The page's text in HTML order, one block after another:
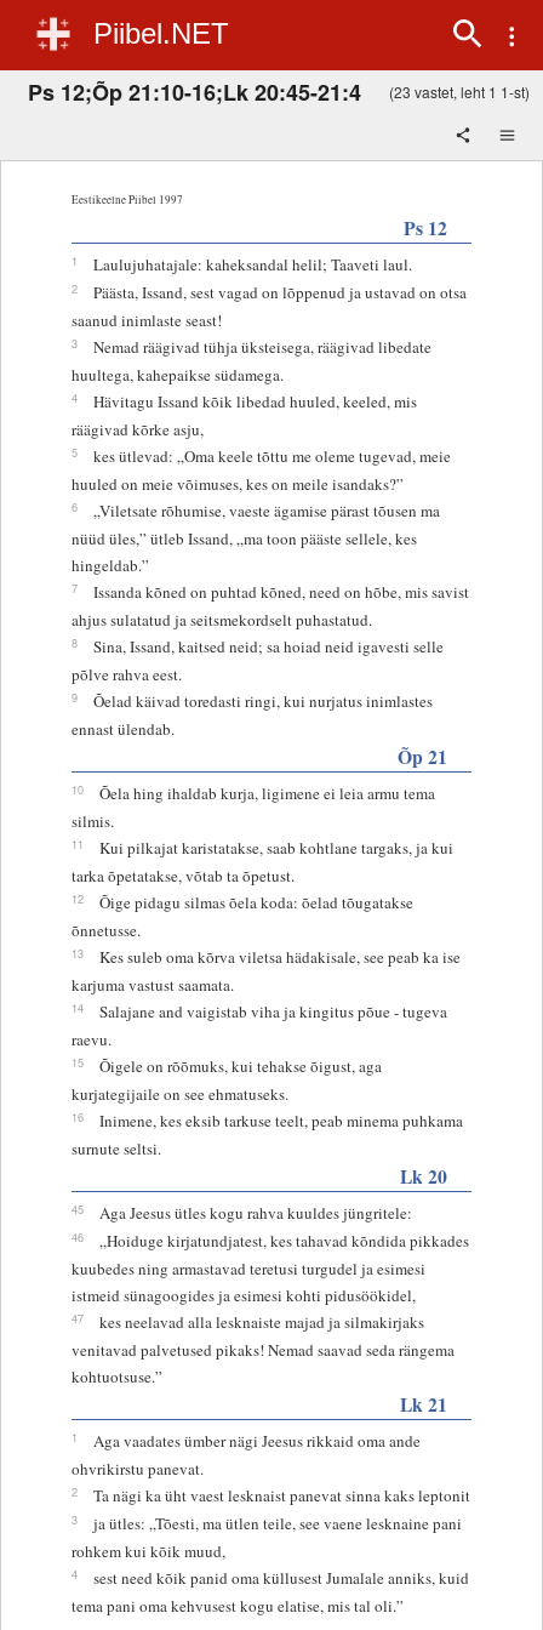
Piibel.NET
Ps 12;Õp 21:10-16;Lk 20:45-21:4 (23 vastet, leht 1 1-st)
Eestikeelne Piibel 1997
Ps 12
1 Laulujuhatajale: kaheksandal helil; Taaveti laul.
2
Päästa, Issand, sest vagad on lõppenud ja ustavad on otsa
saanud inimlaste seast!
3
Nemad räägivad tühja üksteisega, räägivad libedate
huultega, kahepaikse südamega.
4
Hävitagu Issand kõik libedad huuled, keeled, mis
räägivad kõrke asju,
5
kes ütlevad: „Oma keele tõttu me oleme tugevad, meie
huuled on meie võimuses, kes on meile isandaks?”
6
„Viletsate rõhumise, vaeste ägamise pärast tõusen ma
nüüd üles,” ütleb Issand, „ma toon pääste sellele, kes
hingeldab.”
7
Issanda kõned on puhtad kõned, need on hõbe, mis savist
ahjus sulatatud ja seitsmekordselt puhastatud.
8
Sina, Issand, kaitsed neid; sa hoiad neid igavesti selle
põlve rahva eest.
9
Õelad käivad toredasti ringi, kui nurjatus inimlastes
ennast ülendab.
Õp 21
10
Õela hing ihaldab kurja, ligimene ei leia armu tema
silmis.
11
Kui pilkajat karistatakse, saab kohtlane targaks, ja kui
tarka õpetatakse, võtab ta õpetust.
12
Õige pidagu silmas õela koda: õelad tõugatakse
õnnetusse.
13
Kes suleb oma kõrva viletsa hädakisale, see peab ka ise
karjuma vastust saamata.
14
Salajane and vaigistab viha ja kingitus põue - tugeva
raevu.
15
Õigele on rõõmuks, kui tehakse õigust, aga
kurjategijaile on see ehmatuseks.
16
Inimene, kes eksib tarkuse teelt, peab minema puhkama
surnute seltsi.
Lk 20
45 Aga Jeesus ütles kogu rahva kuuldes jüngritele:
46
„Hoiduge kirjatundjatest, kes tahavad kõndida pikkades
kuubedes ning armastavad teretusi turgudel ja esimesi
istmeid sünagoogides ja esimesi kohti pidusöökidel,
47
kes neelavad alla lesknaiste majad ja silmakirjaks
venitavad palvetused pikaks! Nemad saavad seda rängema
kohtuotsuse.”
Lk 21
1
Aga vaadates ümber nägi Jeesus rikkaid oma ande
ohvrikirstu panevat.
2 Ta nägi ka üht vaest lesknaist panevat sinna kaks leptonit
3
ja ütles: „Tõesti, ma ütlen teile, see vaene lesknaine pani
rohkem kui kõik muud,
4
sest need kõik panid oma küllusest Jumalale anniks, kuid
tema pani oma kehvusest kogu elatise, mis tal oli.”